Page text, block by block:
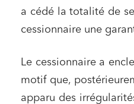
a cédé la totalité de
cessionnaire une
Le cessionnaire a
motif que,
apparu des